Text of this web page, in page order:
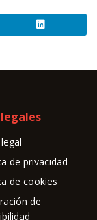
de privacidad
de cookies
de